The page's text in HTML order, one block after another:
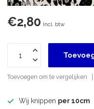
€2,80 Incl. btw
Toevoegen om te vergelijken
Wij knippen per 10cm